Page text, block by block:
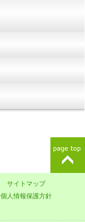
サイトマップ
個人情報保護方針